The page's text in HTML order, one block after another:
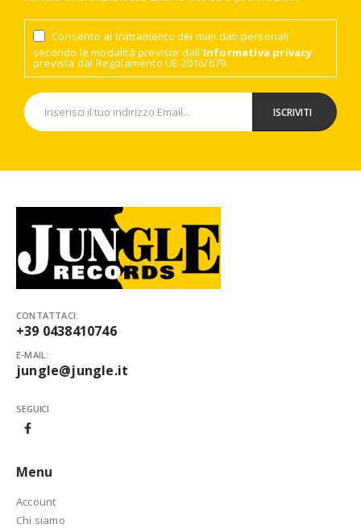
Consento al trattamento dei miei dati personali
secondo le modalità previste dall'Informativa privacy
prevista dal Regolamento UE 2016/679.
CONTATTACI:
+39 0438410746
E-MAIL:
jungle@jungle.it
SEGUICI
Menu
Account
Chi siamo